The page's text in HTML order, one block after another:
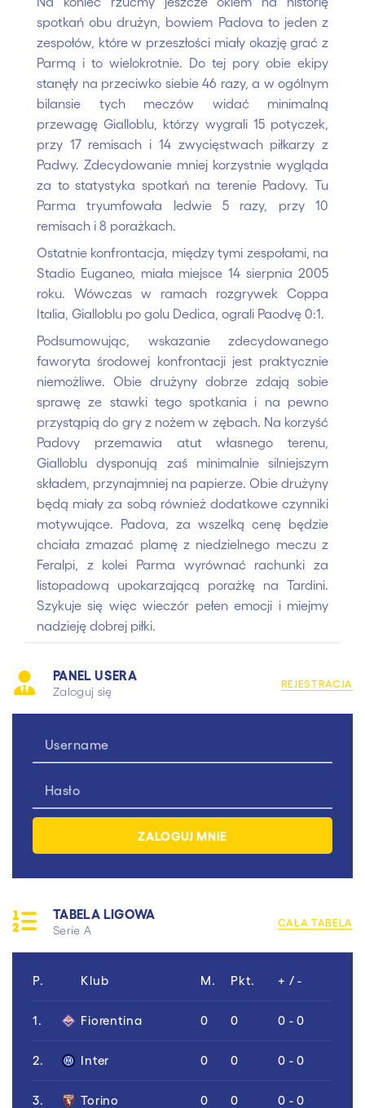
PANEL USERA
Zaloguj się
REJESTRACJA
TABELA LIGOWA
Serie A
CAŁA TABELA
P. Klub M. Pkt. + / -
1. Fiorentina 0 0 0 - 0
2. Inter 0 0 0 - 0
3. Torino 0 0 0 - 0
spotkań obu drużyn, bowiem Padova to jeden z
zespołów, które w przeszłości miały okazję grać z
Parmą i to wielokrotnie. Do tej pory obie ekipy
stanęły na przeciwko siebie 46 razy, a w ogólnym
bilansie tych meczów widać minimalną
przewagę Gialloblu, którzy wygrali 15 potyczek,
przy 17 remisach i 14 zwycięstwach piłkarzy z
Padwy. Zdecydowanie mniej korzystnie wygląda
za to statystyka spotkań na terenie Padovy. Tu
Parma tryumfowała ledwie 5 razy, przy 10
remisach i 8 porażkach.
Ostatnie konfrontacja, między tymi zespołami, na
Stadio Euganeo, miała miejsce 14 sierpnia 2005
roku. Wówczas w ramach rozgrywek Coppa
Italia, Gialloblu po golu Dedica, ograli Paodvę 0:1.
Podsumowując, wskazanie zdecydowanego
faworyta środowej konfrontacji jest praktycznie
niemożliwe. Obie drużyny dobrze zdają sobie
sprawę ze stawki tego spotkania i na pewno
przystąpią do gry z nożem w zębach. Na korzyść
Padovy przemawia atut własnego terenu,
Gialloblu dysponują zaś minimalnie silniejszym
składem, przynajmniej na papierze. Obie drużyny
będą miały za sobą również dodatkowe czynniki
motywujące. Padova, za wszelką cenę będzie
chciała zmazać plamę z niedzielnego meczu z
Feralpi, z kolei Parma wyrównać rachunki za
listopadową upokarzającą porażkę na Tardini.
Szykuje się więc wieczór pełen emocji i miejmy
nadzieję dobrej piłki.